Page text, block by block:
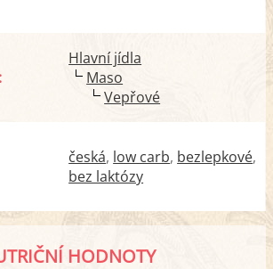
Hlavní jídla
Maso
Vepřové
česká low carb bezlepkové
bez laktózy
HODNOTY